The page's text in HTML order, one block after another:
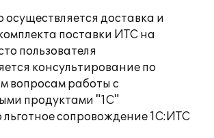
осуществляется доставка и
поставки ИТС на
пользователя
консультирование по
вопросам работы с
продуктами "1С"
сопровождение 1С:ИТС